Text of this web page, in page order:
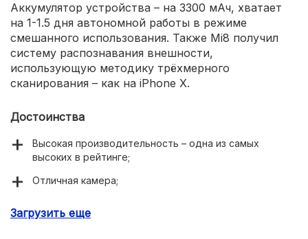
Аккумулятор устройства – на 3300 мАч, хватает
на 1-1.5 дня автономной работы в режиме
смешанного использования. Также Mi8 получил
систему распознавания внешности,
использующую методику трёхмерного
сканирования – как на iPhone X.
Достоинства
Высокая производительность – одна из самых
высоких в рейтинге;
Отличная камера;
Загрузить еще